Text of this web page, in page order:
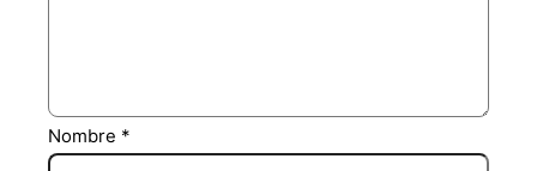
Nombre *